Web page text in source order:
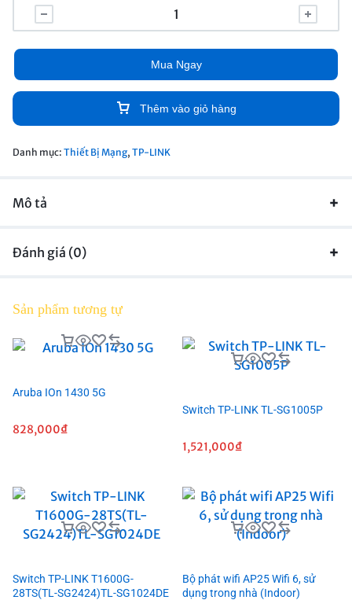
Thêm vào giỏ hàng
Mua Ngay
Danh mục: Thiết Bị Mạng, TP-LINK
Mô tả
Đánh giá (0)
Sản phẩm tương tự
Aruba IOn 1430 5G
828,000₫
Switch TP-LINK TL-SG1005P
1,521,000₫
Switch TP-LINK T1600G-
28TS(TL-SG2424)TL-SG1024DE
Bộ phát wifi AP25 Wifi 6, sử
dụng trong nhà (Indoor)